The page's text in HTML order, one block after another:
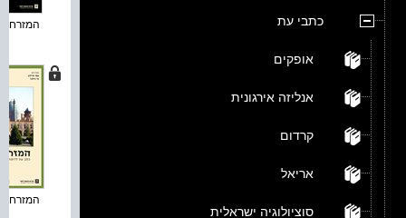
כתבי עת
אופקים
אנליזה אירגונית
קרדום
אריאל
סוציולוגיה ישראלית
המזרח
המזרח